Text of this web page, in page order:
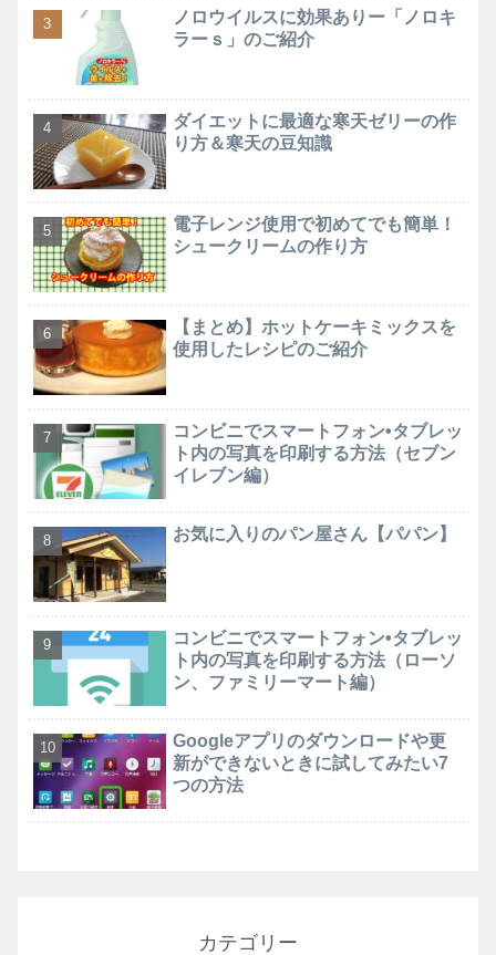
ノロウイルスに効果ありー「ノロキ
ラーｓ」のご紹介
ダイエットに最適な寒天ゼリーの作
り方＆寒天の豆知識
電子レンジ使用で初めてでも簡単！
シュークリームの作り方
【まとめ】ホットケーキミックスを
使用したレシピのご紹介
コンビニでスマートフォン•タブレッ
ト内の写真を印刷する方法（セブン
イレブン編）
お気に入りのパン屋さん【パパン】
コンビニでスマートフォン•タブレッ
ト内の写真を印刷する方法（ローソ
ン、ファミリーマート編）
Googleアプリのダウンロードや更
新ができないときに試してみたい7
つの方法
カテゴリー